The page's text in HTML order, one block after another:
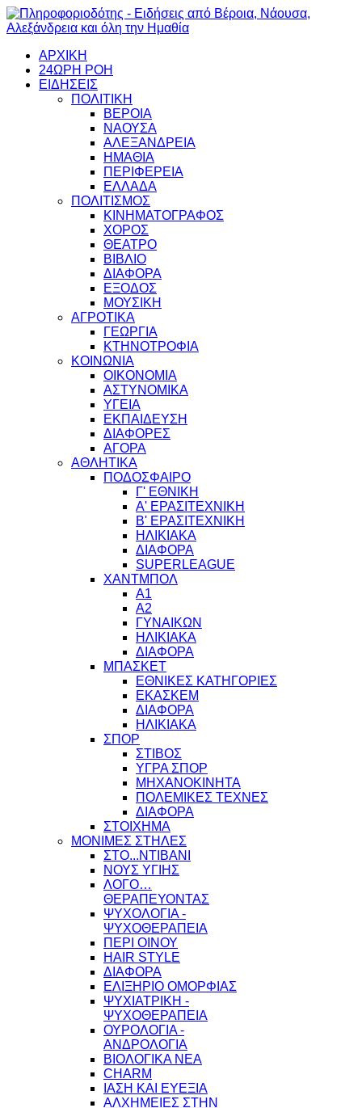
ΑΡΧΙΚΗ
24ΩΡΗ ΡΟΗ
ΕΙΔΗΣΕΙΣ
ΠΟΛΙΤΙΚΗ
ΒΕΡΟΙΑ
ΝΑΟΥΣΑ
ΑΛΕΞΑΝΔΡΕΙΑ
ΗΜΑΘΙΑ
ΠΕΡΙΦΕΡΕΙΑ
ΕΛΛΑΔΑ
ΠΟΛΙΤΙΣΜΟΣ
ΚΙΝΗΜΑΤΟΓΡΑΦΟΣ
ΧΟΡΟΣ
ΘΕΑΤΡΟ
ΒΙΒΛΙΟ
ΔΙΑΦΟΡΑ
ΕΞΟΔΟΣ
ΜΟΥΣΙΚΗ
ΑΓΡΟΤΙΚΑ
ΓΕΩΡΓΙΑ
ΚΤΗΝΟΤΡΟΦΙΑ
ΚΟΙΝΩΝΙΑ
ΟΙΚΟΝΟΜΙΑ
ΑΣΤΥΝΟΜΙΚΑ
ΥΓΕΙΑ
ΕΚΠΑΙΔΕΥΣΗ
ΔΙΑΦΟΡΕΣ
ΑΓΟΡΑ
ΑΘΛΗΤΙΚΑ
ΠΟΔΟΣΦΑΙΡΟ
Γ' ΕΘΝΙΚΗ
Α' ΕΡΑΣΙΤΕΧΝΙΚΗ
Β' ΕΡΑΣΙΤΕΧΝΙΚΗ
ΗΛΙΚΙΑΚΑ
ΔΙΑΦΟΡΑ
SUPERLEAGUE
ΧΑΝΤΜΠΟΛ
Α1
Α2
ΓΥΝΑΙΚΩΝ
ΗΛΙΚΙΑΚΑ
ΔΙΑΦΟΡΑ
ΜΠΑΣΚΕΤ
ΕΘΝΙΚΕΣ ΚΑΤΗΓΟΡΙΕΣ
ΕΚΑΣΚΕΜ
ΔΙΑΦΟΡΑ
ΗΛΙΚΙΑΚΑ
ΣΠΟΡ
ΣΤΙΒΟΣ
ΥΓΡΑ ΣΠΟΡ
ΜΗΧΑΝΟΚΙΝΗΤΑ
ΠΟΛΕΜΙΚΕΣ ΤΕΧΝΕΣ
ΔΙΑΦΟΡΑ
ΣΤΟΙΧΗΜΑ
ΜΟΝΙΜΕΣ ΣΤΗΛΕΣ
ΣΤΟ...ΝΤΙΒΑΝΙ
ΝΟΥΣ ΥΓΙΗΣ
ΛΟΓΟ…
ΘΕΡΑΠΕΥΟΝΤΑΣ
ΨΥΧΟΛΟΓΙΑ -
ΨΥΧΟΘΕΡΑΠΕΙΑ
ΠΕΡΙ ΟΙΝΟΥ
HAIR STYLE
ΔΙΑΦΟΡΑ
ΕΛΙΞΗΡΙΟ ΟΜΟΡΦΙΑΣ
ΨΥΧΙΑΤΡΙΚΗ -
ΨΥΧΟΘΕΡΑΠΕΙΑ
ΟΥΡΟΛΟΓΙΑ -
ΑΝΔΡΟΛΟΓΙΑ
ΒΙΟΛΟΓΙΚΑ ΝΕΑ
CHARM
ΙΑΣΗ ΚΑΙ ΕΥΕΞΙΑ
ΑΛΧΗΜΕΙΕΣ ΣΤΗΝ